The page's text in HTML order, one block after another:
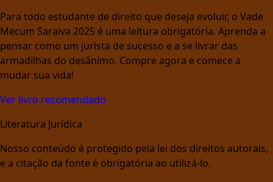
Para todo estudante de direito que deseja evoluir, o Vade
Mecum Saraiva 2025 é uma leitura obrigatória. Aprenda a
pensar como um jurista de sucesso e a se livrar das
armadilhas do desânimo. Compre agora e comece a
mudar sua vida!
Ver livro recomendado
Literatura Jurídica
Nosso conteúdo é protegido pela lei dos direitos autorais,
e a citação da fonte é obrigatória ao utilizá-lo.